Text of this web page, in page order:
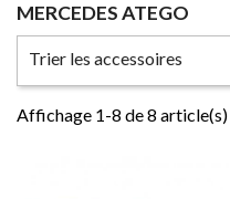
MERCEDES ATEGO
Trier les accessoires
Affichage 1-8 de 8 article(s)